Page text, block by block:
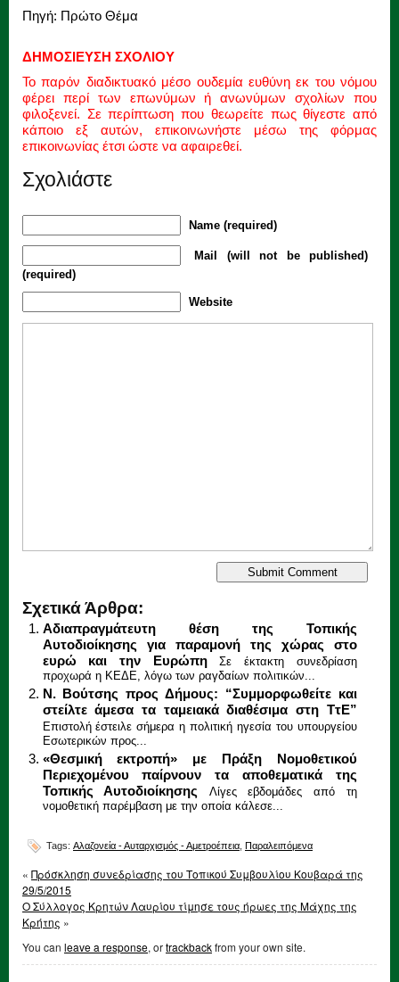
Πηγή: Πρώτο Θέμα
ΔΗΜΟΣΙΕΥΣΗ ΣΧΟΛΙΟΥ
Το παρόν διαδικτυακό μέσο ουδεμία ευθύνη εκ του νόμου
φέρει περί των επωνύμων ή ανωνύμων σχολίων που
φιλοξενεί. Σε περίπτωση που θεωρείτε πως θίγεστε από
κάποιο εξ αυτών, επικοινωνήστε μέσω της φόρμας
επικοινωνίας έτσι ώστε να αφαιρεθεί.
Σχολιάστε
Name (required)
Mail (will not be published)
(required)
Website
Σχετικά Άρθρα:
Aδιαπραγμάτευτη θέση της Τοπικής
Αυτοδιοίκησης για παραμονή της χώρας στο
ευρώ και την Ευρώπη
Σε έκτακτη συνεδρίαση
προχωρά η ΚΕΔΕ, λόγω των ραγδαίων πολιτικών...
Ν. Βούτσης προς Δήμους: “Συμμορφωθείτε και
στείλτε άμεσα τα ταμειακά διαθέσιμα στη ΤτΕ”
Επιστολή έστειλε σήμερα η πολιτική ηγεσία του υπουργείου
Εσωτερικών προς...
«Θεσμική εκτροπή» με Πράξη Νομοθετικού
Περιεχομένου παίρνουν τα αποθεματικά της
Τοπικής Αυτοδιοίκησης
Λίγες εβδομάδες από τη
νομοθετική παρέμβαση με την οποία κάλεσε...
Tags: Αλαζονεία - Αυταρχισμός - Αμετροέπεια Παραλειπόμενα
« Πρόσκληση συνεδρίασης του Τοπικού Συμβουλίου Κουβαρά της
29/5/2015
Ο Σύλλογος Κρητών Λαυρίου τίμησε τους ήρωες της Μάχης της
Κρήτης »
You can leave a response, ortrackbackfrom your own site.